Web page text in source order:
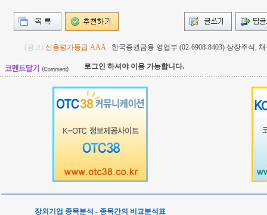
(광고) 신용평가등급 AAA 한국증권금융 영업부 (02-6908-8403) 상장주식,
로그인 하셔야 이용 가능합니다.
장외기업 종목분석 - 종목간의 비교분석표